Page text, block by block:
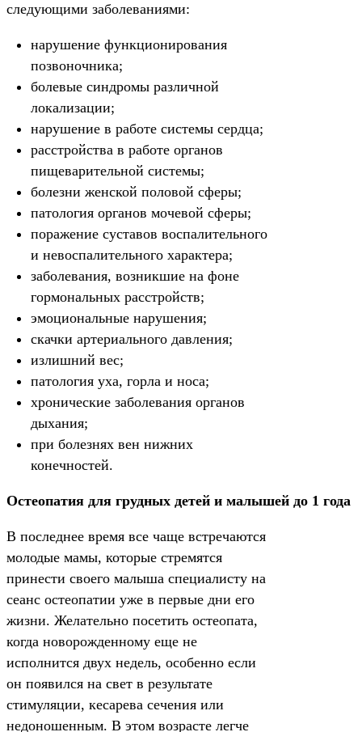
следующими заболеваниями:
нарушение функционирования
позвоночника;
болевые синдромы различной
локализации;
нарушение в работе системы сердца;
расстройства в работе органов
пищеварительной системы;
болезни женской половой сферы;
патология органов мочевой сферы;
поражение суставов воспалительного
и невоспалительного характера;
заболевания, возникшие на фоне
гормональных расстройств;
эмоциональные нарушения;
скачки артериального давления;
излишний вес;
патология уха, горла и носа;
хронические заболевания органов
дыхания;
при болезнях вен нижних
конечностей.
Остеопатия для грудных детей и малышей до 1 года
В последнее время все чаще встречаются
молодые мамы, которые стремятся
принести своего малыша специалисту на
сеанс остеопатии уже в первые дни его
жизни. Желательно посетить остеопата,
когда новорожденному еще не
исполнится двух недель, особенно если
он появился на свет в результате
стимуляции, кесарева сечения или
недоношенным. В этом возрасте легче